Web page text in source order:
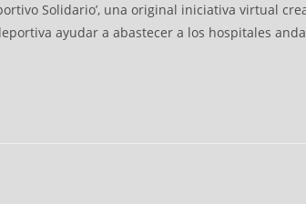
Solidario’, una original iniciativa virtual
ayudar a abastecer a los hospitales